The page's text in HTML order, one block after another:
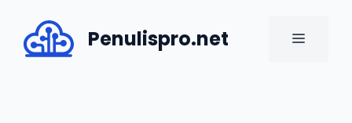
content
Penulispro.net MENU